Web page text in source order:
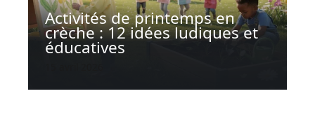
Activités de printemps en
crèche : 12 idées ludiques et
éducatives